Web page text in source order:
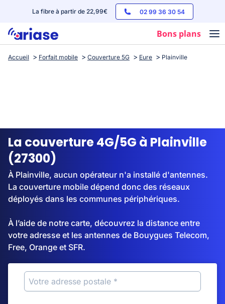
La fibre à partir de 22,99€ 02 99 36 30 54
Bons plans
Box internet
Streaming
Accueil Forfait mobile Couverture 5G Eure Plainville
La couverture 4G/5G à Plainville
(27300)
À Plainville, aucun opérateur n'a installé d'antennes.
La couverture mobile dépend donc des réseaux
déployés dans les communes périphériques.
À l’aide de notre carte, découvrez la distance entre
votre adresse et les antennes de Bouygues Telecom,
Free, Orange et SFR.